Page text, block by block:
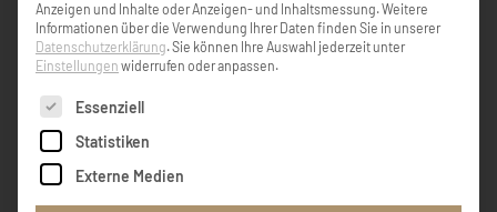
Anneliese Haberl
Stille spricht, wenn Worte es nicht können.
mit Stefanie, Theresa und Andreas
Anzeigen und Inhalte oder Anzeigen- und Inhaltsmessung.Weitere
Informationen über die Verwendung Ihrer Daten finden Sie in unserer
Datenschutzerklärung.Sie können Ihre Auswahl jederzeit unter
Einstellungen widerrufen oder anpassen.
Es folgt eine Liste der Service-Gruppen, für die eine
Essenziell
Statistiken
Externe Medien